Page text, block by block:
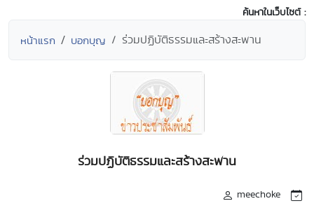
ค้นหาในเว็บไซต์ :
หน้าแรก บอกบุญ ร่วมปฏิบัติธรรมและสร้างสะพาน
ร่วมปฏิบัติธรรมและสร้างสะพาน
meechoke